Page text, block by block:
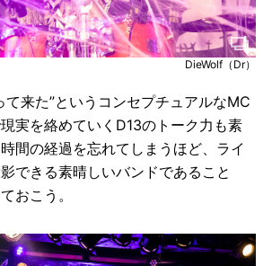
DieWolf（Dr）
て来た”というコンセプチュアルなMC
実を絡めていくD13のトーク力も素
間の経過を忘れてしまうほど、ライ
できる素晴しいバンドであること
おこう。